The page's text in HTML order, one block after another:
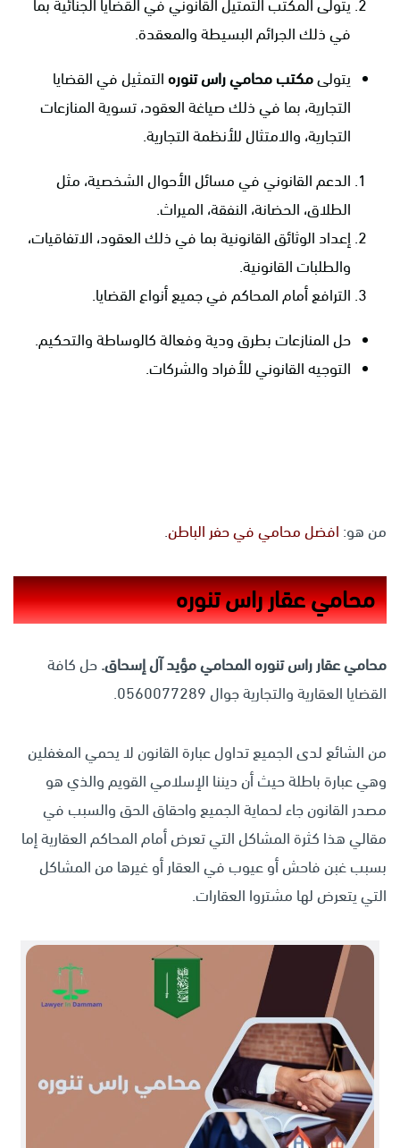
يتولى المكتب التمثيل القانوني في القضايا الجنائية بما
في ذلك الجرائم البسيطة والمعقدة.
يتولىمكتب محامي راس تنورهالتمثيل في القضايا
التجارية، بما في ذلك صياغة العقود، تسوية المنازعات
التجارية، والامتثال للأنظمة التجارية.
الدعم القانوني في مسائل الأحوال الشخصية، مثل
الطلاق، الحضانة، النفقة، الميراث.
إعداد الوثائق القانونية بما في ذلك العقود، الاتفاقيات،
والطلبات القانونية.
الترافع أمام المحاكم في جميع أنواع القضايا.
حل المنازعات بطرق ودية وفعالة كالوساطة والتحكيم.
التوجيه القانوني للأفراد والشركات.
من هو: افضل محامي في حفر الباطن.
محامي عقار راس تنوره
محامي عقار راس تنورهالمحامي مؤيد آل إسحاق.حل كافة
القضايا العقارية والتجارية جوال 0560077289.
من الشائع لدى الجميع تداول عبارة القانون لا يحمي المغفلين
وهي عبارة باطلة حيث أن ديننا الإسلامي القويم والذي هو
مصدر القانون جاء لحماية الجميع واحقاق الحق والسبب في
مقالي هذا كثرة المشاكل التي تعرض أمام المحاكم العقارية إما
بسبب غبن فاحش أو عيوب في العقار أو غيرها من المشاكل
التي يتعرض لها مشتروا العقارات.